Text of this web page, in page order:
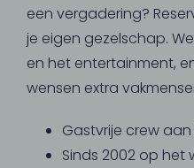
een vergadering?
je eigen gezelschap.
en het entertainment,
wensen extra
Gastvrije crew
Sinds 2002 op het